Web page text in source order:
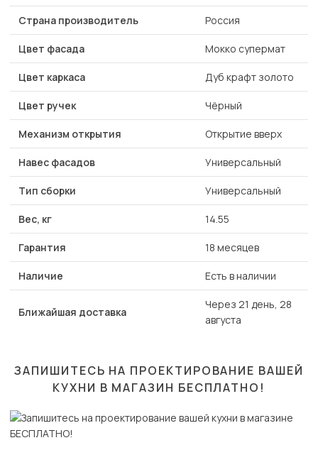
Страна производитель Россия
Цвет фасада Мокко супермат
Цвет каркаса Дуб крафт золото
Цвет ручек Чёрный
Механизм открытия Открытие вверх
Навес фасадов Универсальный
Тип сборки Универсальный
Вес, кг 14.55
Гарантия 18 месяцев
Наличие Есть в наличии
Ближайшая доставка
Через 21 день, 28
августа
ЗАПИШИТЕСЬ НА ПРОЕКТИРОВАНИЕ ВАШЕЙ
КУХНИ В МАГАЗИН БЕСПЛАТНО!